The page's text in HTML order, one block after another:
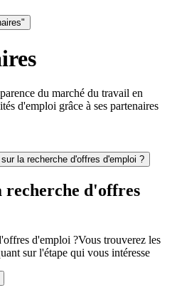
du marché du travail en
d'emploi grâce à ses partenaires
la recherche d'offres d'emploi ?
recherche d'offres
d'emploi ?Vous trouverez les
sur l'étape qui vous intéresse